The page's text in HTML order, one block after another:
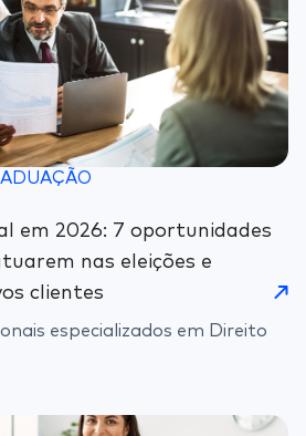
em 2026: 7 oportunidades
nas eleições e
clientes
especializados em Direito